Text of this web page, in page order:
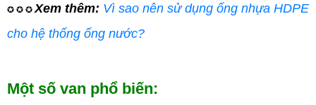
✪ ✪ ✪ Xem thêm: Vì sao nên sử dụng ống nhựa HDPE
cho hệ thống ống nước?
Một số van phổ biến: